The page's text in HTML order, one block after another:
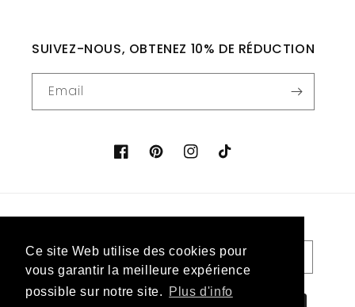
Ce site Web utilise des cookies pour
vous garantir la meilleure expérience
possible sur notre site.
Plus d'info
Ce site Web utilise des cookies pour
vous garantir la meilleure expérience
possible sur notre site.
Plus d'info
SUIVEZ-NOUS, OBTENEZ 10% DE RÉDUCTION
Email
FacebookPinterestInstagram
TikTok
Belgium (EUR €) English
Payment